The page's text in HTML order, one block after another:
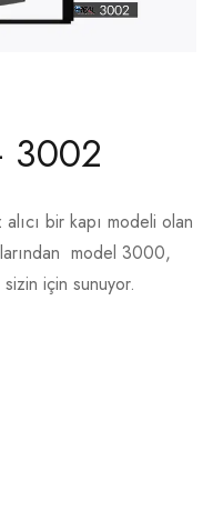
3002
bir kapı modeli olan
model 3000,
için sunuyor.